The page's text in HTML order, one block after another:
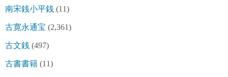
南宋銭小平銭 (11)
古寛永通宝 (2,361)
古文銭 (497)
古書書籍 (11)